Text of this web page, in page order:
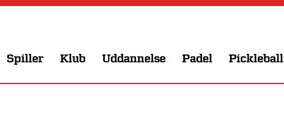
Spiller Klub Uddannelse Padel Pickleball